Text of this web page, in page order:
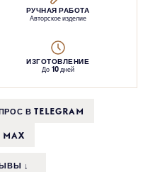
РУЧНАЯ РАБОТА
Авторское изделие
ИЗГОТОВЛЕНИЕ
До 10 дней
В TELEGRAM
↓